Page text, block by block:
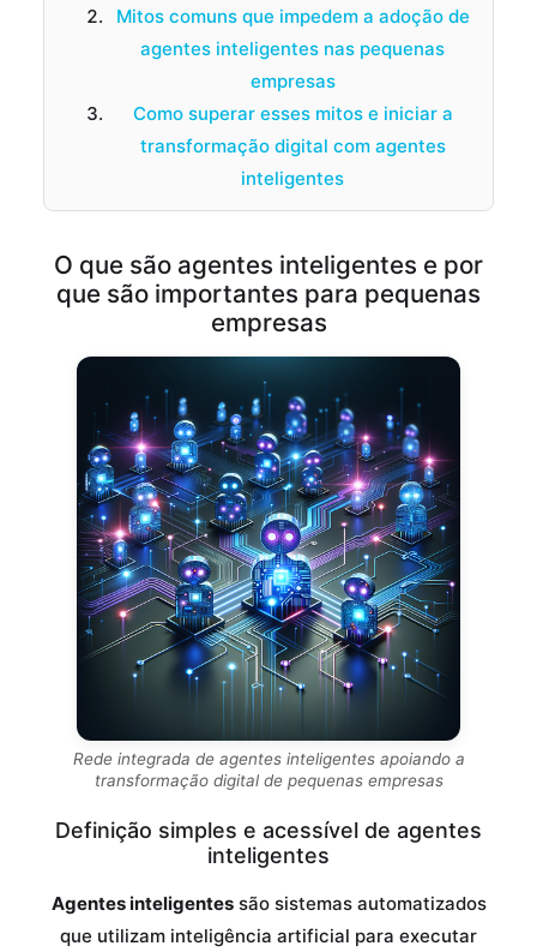
Mitos comuns que impedem a adoção de
agentes inteligentes nas pequenas
empresas
Como superar esses mitos e iniciar a
transformação digital com agentes
inteligentes
O que são agentes inteligentes e por
que são importantes para pequenas
empresas
Rede integrada de agentes inteligentes apoiando a
transformação digital de pequenas empresas
Definição simples e acessível de agentes
inteligentes
Agentes inteligentessão sistemas automatizados
que utilizam inteligência artificial para executar